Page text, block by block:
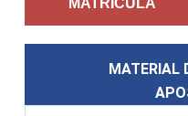
MATRÍCULA
MATERIAL